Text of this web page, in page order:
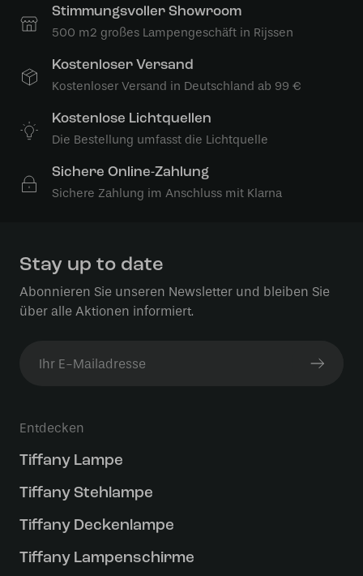
Stimmungsvoller Showroom
500 m2 großes Lampengeschäft in Rijssen
Kostenloser Versand
Kostenloser Versand in Deutschland ab 99 €
Kostenlose Lichtquellen
Die Bestellung umfasst die Lichtquelle
Sichere Online-Zahlung
Sichere Zahlung im Anschluss mit Klarna
Stay up to date
Abonnieren Sie unseren Newsletter und bleiben Sie
über alle Aktionen informiert.
Entdecken
Tiffany Lampe
Tiffany Stehlampe
Tiffany Deckenlampe
Tiffany Lampenschirme